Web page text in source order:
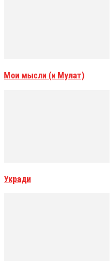
Мои мысли (и Мулат)
Укради